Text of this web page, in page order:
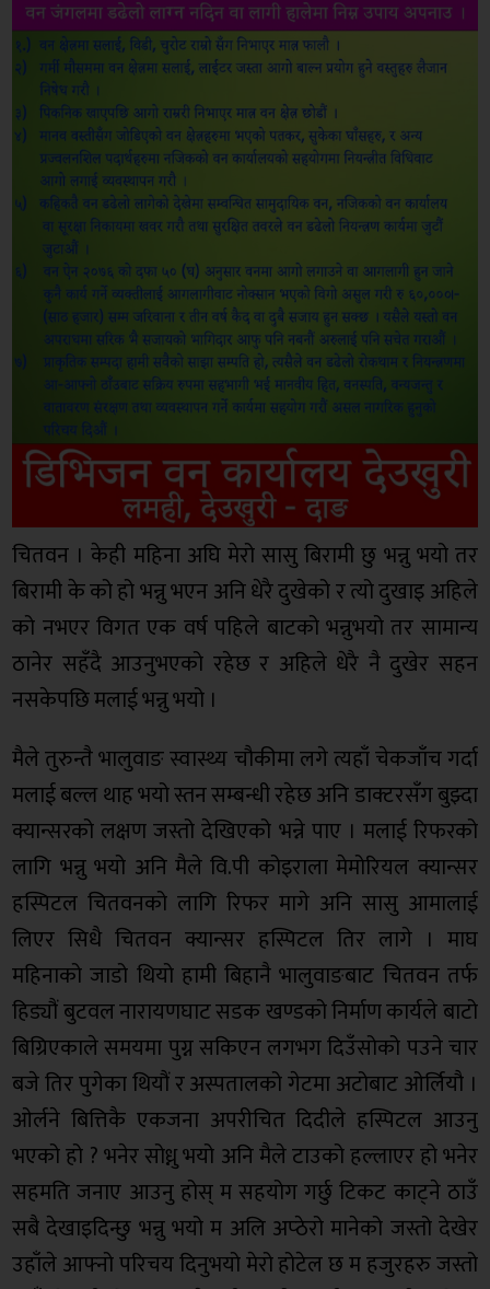
चितवन । केही महिना अघि मेरो सासु बिरामी छु भन्नु भयो तर
बिरामी के को हो भन्नु भएन अनि धेरै दुखेको र त्यो दुखाइ अहिले
को नभएर विगत एक वर्ष पहिले बाटको भन्नुभयो तर सामान्य
ठानेर सहँदै आउनुभएको रहेछ र अहिले धेरै नै दुखेर सहन
नसकेपछि मलाई भन्नु भयो ।
मैले तुरुन्तै भालुवाङ स्वास्थ्य चौकीमा लगे त्यहाँ चेकजाँच गर्दा
मलाई बल्ल थाह भयो स्तन सम्बन्धी रहेछ अनि डाक्टरसँग बुझ्दा
क्यान्सरको लक्षण जस्तो देखिएको भन्ने पाए । मलाई रिफरको
लागि भन्नु भयो अनि मैले वि.पी कोइराला मेमोरियल क्यान्सर
हस्पिटल चितवनको लागि रिफर मागे अनि सासु आमालाई
लिएर सिधै चितवन क्यान्सर हस्पिटल तिर लागे । माघ
महिनाको जाडो थियो हामी बिहानै भालुवाङबाट चितवन तर्फ
हिड्यौं बुटवल नारायणघाट सडक खण्डको निर्माण कार्यले बाटो
बिग्रिएकाले समयमा पुग्न सकिएन लगभग दिउँसोको पउने चार
बजे तिर पुगेका थियौं र अस्पतालको गेटमा अटोबाट ओर्लियौ ।
ओर्लने बित्तिकै एकजना अपरीचित दिदीले हस्पिटल आउनु
भएको हो ? भनेर सोध्नु भयो अनि मैले टाउको हल्लाएर हो भनेर
सहमति जनाए आउनु होस् म सहयोग गर्छु टिकट काट्ने ठाउँ
सबै देखाइदिन्छु भन्नु भयो म अलि अप्ठेरो मानेको जस्तो देखेर
उहाँले आफ्नो परिचय दिनुभयो मेरो होटेल छ म हजुरहरु जस्तो